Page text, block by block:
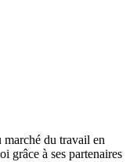
marché du travail en
grâce à ses partenaires